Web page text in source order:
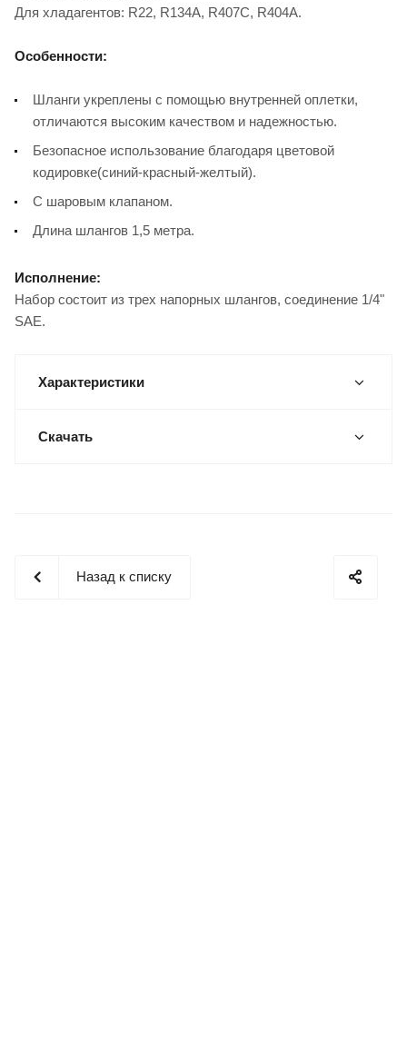
Для хладагентов: R22, R134A, R407C, R404A.
Особенности:
Шланги укреплены с помощью внутренней оплетки,
отличаются высоким качеством и надежностью.
Безопасное использование благодаря цветовой
кодировке(синий-красный-желтый).
С шаровым клапаном.
Длина шлангов 1,5 метра.
Исполнение:
Набор состоит из трех напорных шлангов, соединение 1/4"
SAE.
Характеристики
Скачать
Назад к списку